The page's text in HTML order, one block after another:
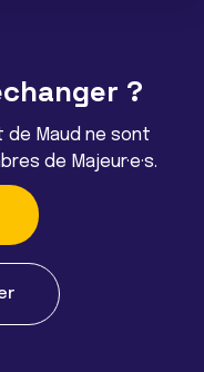
?
Maud ne sont
de Majeur·e·s.